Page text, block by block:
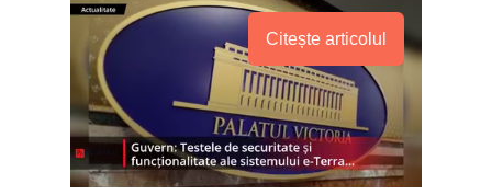
Citește articolul